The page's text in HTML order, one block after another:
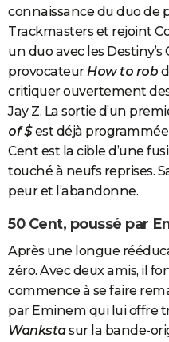
connaissance du duo de
Trackmasters et rejoint
un duo avec les Destiny’s
provocateurHow to rob
critiquer ouvertement
Jay Z. La sortie d’un
of $est déjà programmée
Cent est la cible d’une
touché à neufs reprises.
peur et l’abandonne.
50 Cent, poussé par
Après une longue
zéro. Avec deux amis, il
commence à se faire
par Eminem qui lui offre
Wankstasur la bande-